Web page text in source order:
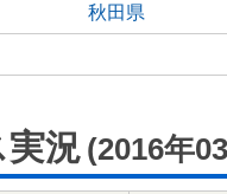
秋田県
実況 (2016年